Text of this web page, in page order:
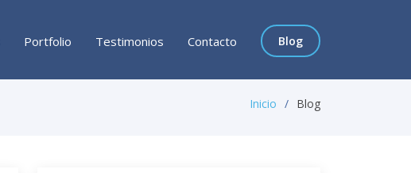
Portfolio Testimonios Contacto Blog
Inicio Blog